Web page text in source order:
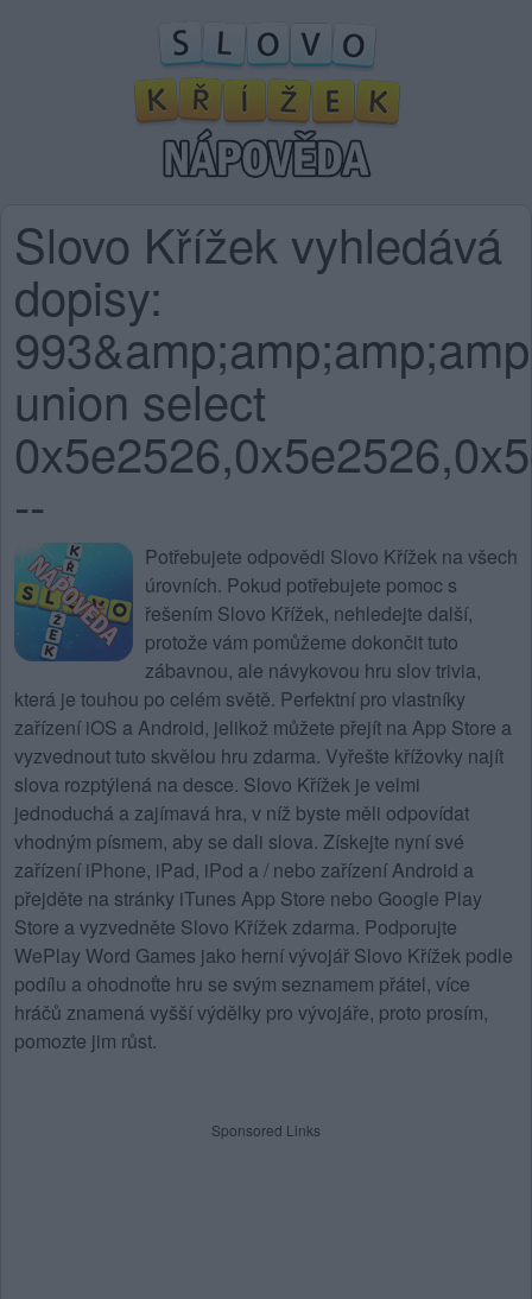
Slovo Křížek vyhledává
dopisy:
union select
--
Potřebujete odpovědi Slovo Křížek na všech
úrovních. Pokud potřebujete pomoc s
řešením Slovo Křížek, nehledejte další,
protože vám pomůžeme dokončit tuto
zábavnou, ale návykovou hru slov trivia,
která je touhou po celém světě. Perfektní pro vlastníky
zařízení iOS a Android, jelikož můžete přejít na App Store a
vyzvednout tuto skvělou hru zdarma. Vyřešte křížovky najít
slova rozptýlená na desce. Slovo Křížek je velmi
jednoduchá a zajímavá hra, v níž byste měli odpovídat
vhodným písmem, aby se dali slova. Získejte nyní své
zařízení iPhone, iPad, iPod a / nebo zařízení Android a
přejděte na stránky iTunes App Store nebo Google Play
Store a vyzvedněte Slovo Křížek zdarma. Podporujte
WePlay Word Games jako herní vývojář Slovo Křížek podle
podílu a ohodnoťte hru se svým seznamem přátel, více
hráčů znamená vyšší výdělky pro vývojáře, proto prosím,
pomozte jim růst.
Sponsored Links